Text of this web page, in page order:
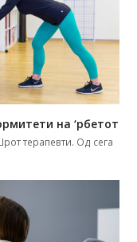
на ‘рбетот
терапевти. Од сега